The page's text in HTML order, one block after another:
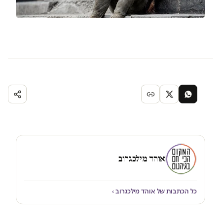
אוהד מילכגרוב
כל הכתבות של אוהד מילכגרוב ›